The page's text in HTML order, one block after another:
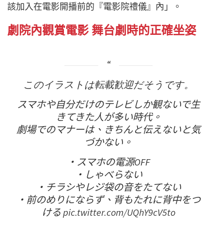
該加入在電影開播前的『電影院禮儀』內」。
劇院內觀賞電影 舞台劇時的正確坐姿
このイラストは転載歓迎だそうです。
スマホや自分だけのテレビしか観ないで生
きてきた人が多い時代。
劇場でのマナーは、きちんと伝えないと気
づかない。
・スマホの電源OFF
・しゃべらない
・チラシやレジ袋の音をたてない
・前のめりにならず、背もたれに背中をつ
けるpic.twitter.com/UQhY9cV5to